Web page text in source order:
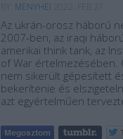
MENYHEI
Az ukrán-orosz háború
2007-ben, az iraqi
amerikai think tank, az
of War értelmezésében.
nem sikerült gépesített
bekerítenie és
azt egyértelműen